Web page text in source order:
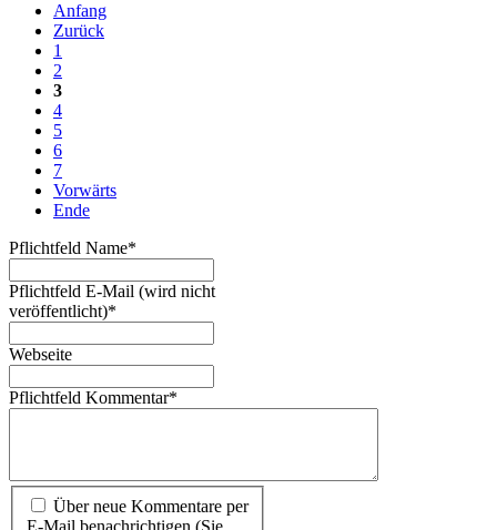
Anfang
Zurück
1
2
3
4
5
6
7
Vorwärts
Ende
Pflichtfeld Name*
Pflichtfeld E-Mail (wird nicht
veröffentlicht)*
Webseite
Pflichtfeld Kommentar*
Über neue Kommentare per
E-Mail benachrichtigen (Sie